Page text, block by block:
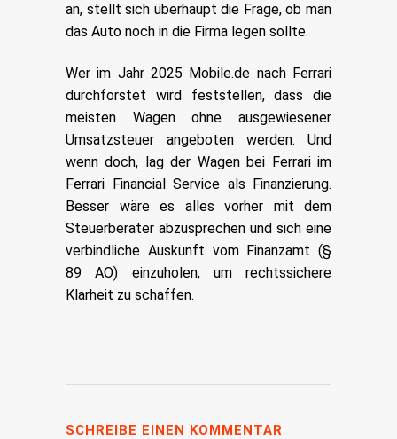
an, stellt sich überhaupt die Frage, ob man
das Auto noch in die Firma legen sollte.
Wer im Jahr 2025 Mobile.de nach Ferrari
durchforstet wird feststellen, dass die
meisten Wagen ohne ausgewiesener
Umsatzsteuer angeboten werden. Und
wenn doch, lag der Wagen bei Ferrari im
Ferrari Financial Service als Finanzierung.
Besser wäre es alles vorher mit dem
Steuerberater abzusprechen und sich eine
verbindliche Auskunft vom Finanzamt (§
89 AO) einzuholen, um rechtssichere
Klarheit zu schaffen.
SCHREIBE EINEN KOMMENTAR